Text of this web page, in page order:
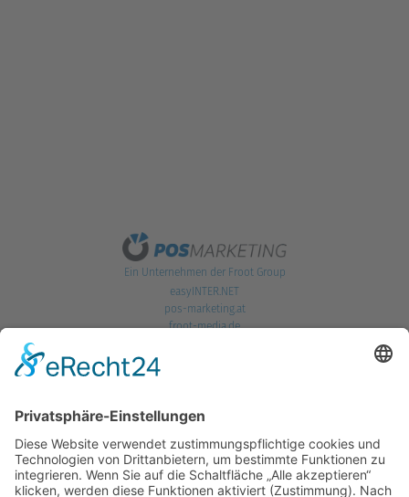
Ein Unternehmen der Froot Group
easyINTER.NET
pos-marketing.at
froot-media.de
POS Marketing GmbH
Hoferweg 269a | A-5440 Golling | T. +43 6244 5757
office@pos-marketing.at